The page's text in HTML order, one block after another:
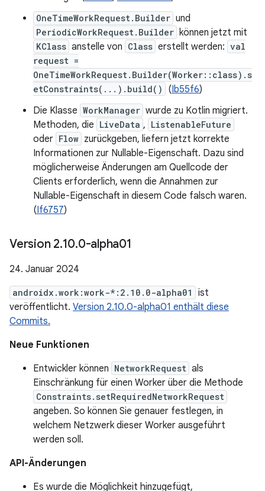
OneTimeWorkRequest.Builder und
PeriodicWorkRequest.Builder können jetzt mit
KClass anstelle von Class erstellt werden: val
request =
OneTimeWorkRequest.Builder(Worker::class).s
etConstraints(...).build()
(Ib55f6)
Die Klasse WorkManager wurde zu Kotlin migriert.
Methoden, die LiveData , ListenableFuture
oder Flow zurückgeben, liefern jetzt korrekte
Informationen zur Nullable-Eigenschaft. Dazu sind
möglicherweise Änderungen am Quellcode der
Clients erforderlich, wenn die Annahmen zur
Nullable-Eigenschaft in diesem Code falsch waren.
(If6757)
Version 2.10.0-alpha01
24. Januar 2024
androidx.work:work-*:2.10.0-alpha01
ist
veröffentlicht. Version 2.10.0-alpha01 enthält diese
Commits.
Neue Funktionen
Entwickler können NetworkRequest als
Einschränkung für einen Worker über die Methode
Constraints.setRequiredNetworkRequest
angeben. So können Sie genauer festlegen, in
welchem Netzwerk dieser Worker ausgeführt
werden soll.
API-Änderungen
Es wurde die Möglichkeit hinzugefügt,